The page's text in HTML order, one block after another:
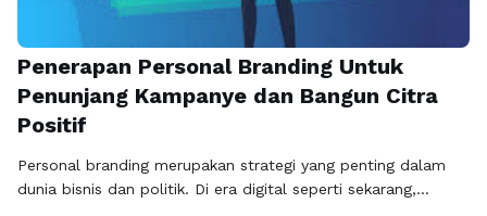
Penerapan Personal Branding Untuk
Penunjang Kampanye dan Bangun Citra
Positif
Personal branding merupakan strategi yang penting dalam
dunia bisnis dan politik. Di era digital seperti sekarang,